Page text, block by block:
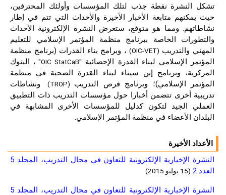
تشكل النشرة نقطة جذب لتلك المؤسسات وأولئك المحترفين،
حيث يمكنهم متابعة الأخبار الأخيرة والأحداث التي تتم في إطار
نشاطاتهم. ومما هو متوقع، ستعرض النشرة الإلكترونية الأحداث
والتطورات الخاصة ببرنامج منظمة المؤتمر الإسلامي للتعليم
المهني والتدريب(OIC-VET)
، وبرامج بناء القدرات (برنامج منظمة
المؤتمر الإسلامي لبناء القدرة الإحصائية"OIC StatCaB"
، البنوك
المركزية، وبرنامج إبن سيناء لبناء القدرة الصحية في منظمة
المؤتمر الإسلامي)؛ وبرنامج فرص التدريب(TROP)
ونشاطات
تدريبية أخرى تتضمن أخبارا حول مؤسسات التدريب ذات التطبيق
العملي الجيد لتكون كدليل للمؤسسات الأخرى المشابهة في
البلدان الأعضاء في منظمة المؤتمر الإسلامي.
الأعداد الأخيرة
النشرة الإخبارية الإلكترونية للتعاون في مجال التدريب، المجلد 5
العدد 2
(15 يوليو 2015)
النشرة الإخبارية الإلكترونية للتعاون في مجال التدريب، المجلد 5